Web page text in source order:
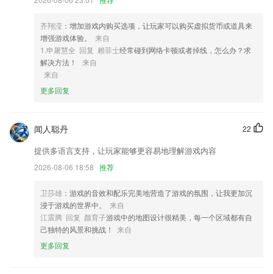
一生顺利。
5,精选百余条周边旅游线路，多景区门票代理合作资质，价格优势明显，
东北周边景区全覆盖。
6,将政务服务向移动端拓展延伸，实现与群众密切相关的政务服务、公共
服务、社会服务事项的移动政务服务平台。
1.电脑常识，网站制造，程序开发，各行业教程。
2.各种不同的视频课程，用户可以在线的观看，为我们带来了非常好的效
3.软件使用全程自主操作的封闭系统，检测过程无人工干预，过程严谨，
后台采用RSA安全加密技术，不会泄露文档信息，保护论文安全。
4.智能实时口语评分，逐句跟读逐词打分，2265助你攻克“开口”难关
5.各所高校的报录比，历年的分数线。随时随地的掌握院校的资讯，帮你
合理的填报志愿。
齐翔滢 ：增加游戏内购买选项，让玩家可以购买虚拟货币或道具来
增强游戏体验。
来自
1.申屠慧全 回复 赖菲士经常碰到网络卡顿或者掉线，怎么办？求
解决方法！
来自
来自
更多回复
22
闻人聪丹
提供多语言支持，让玩家能够更容易地理解游戏内容
2026-08-06 18:58 推荐
卫莎雄 ：游戏的音效和配乐完美地营造了游戏的氛围，让我更加沉
浸于游戏的世界中。
来自
江震腾 回复 颜育子游戏中的地图设计很精美，每一个区域都有自
己独特的风景和挑战！
来自
更多回复